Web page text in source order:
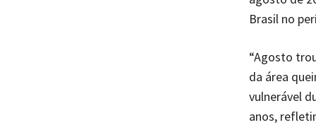
Brasil no
“Agosto
da área
vulnerável
anos,